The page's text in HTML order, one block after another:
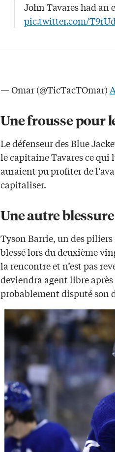
John Tavares had
pic.twitter.com/
— Omar (@TicTacTOmar)
Une frousse pour
Le défenseur des Blue
le capitaine Tavares ce qui
auraient pu profiter de
capitaliser.
Une autre blessure
Tyson Barrie, un des piliers
blessé lors du deuxième
la rencontre et n’est pas
deviendra agent libre
probablement disputé son